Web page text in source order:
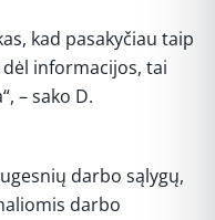
kad pasakyčiau taip
informacijos, tai
– sako D.
darbo sąlygų,
darbo